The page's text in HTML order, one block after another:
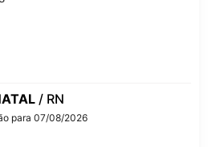
/ RN
para 07/08/2026